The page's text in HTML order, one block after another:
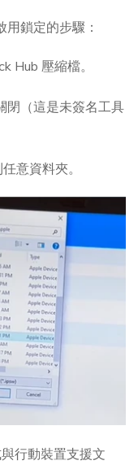
鎖定的步驟：
Hub 壓縮檔。
閉（這是未簽名工具
意資料夾。
行動裝置支援文